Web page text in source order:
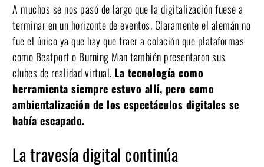
A muchos se nos pasó de largo que la digitalización fuese a
terminar en un horizonte de eventos. Claramente el alemán no
fue el único ya que hay que traer a colación que plataformas
como Beatport o Burning Man también presentaron sus
clubes de realidad virtual. La tecnología como
herramienta siempre estuvo allí, pero como
ambientalización de los espectáculos digitales se
había escapado.
La travesía digital continúa